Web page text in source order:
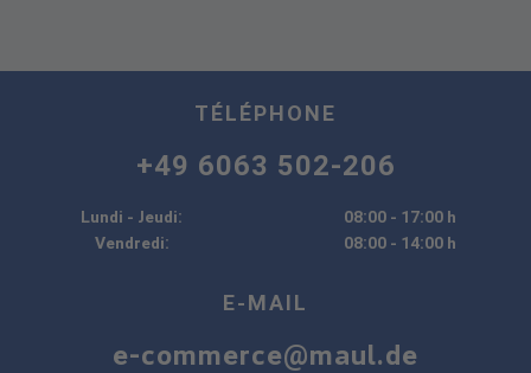
TÉLÉPHONE
+49 6063 502-206
Lundi - Jeudi:
08:00 - 17:00 h
Vendredi:
08:00 - 14:00 h
E-MAIL
e-commerce@maul.de